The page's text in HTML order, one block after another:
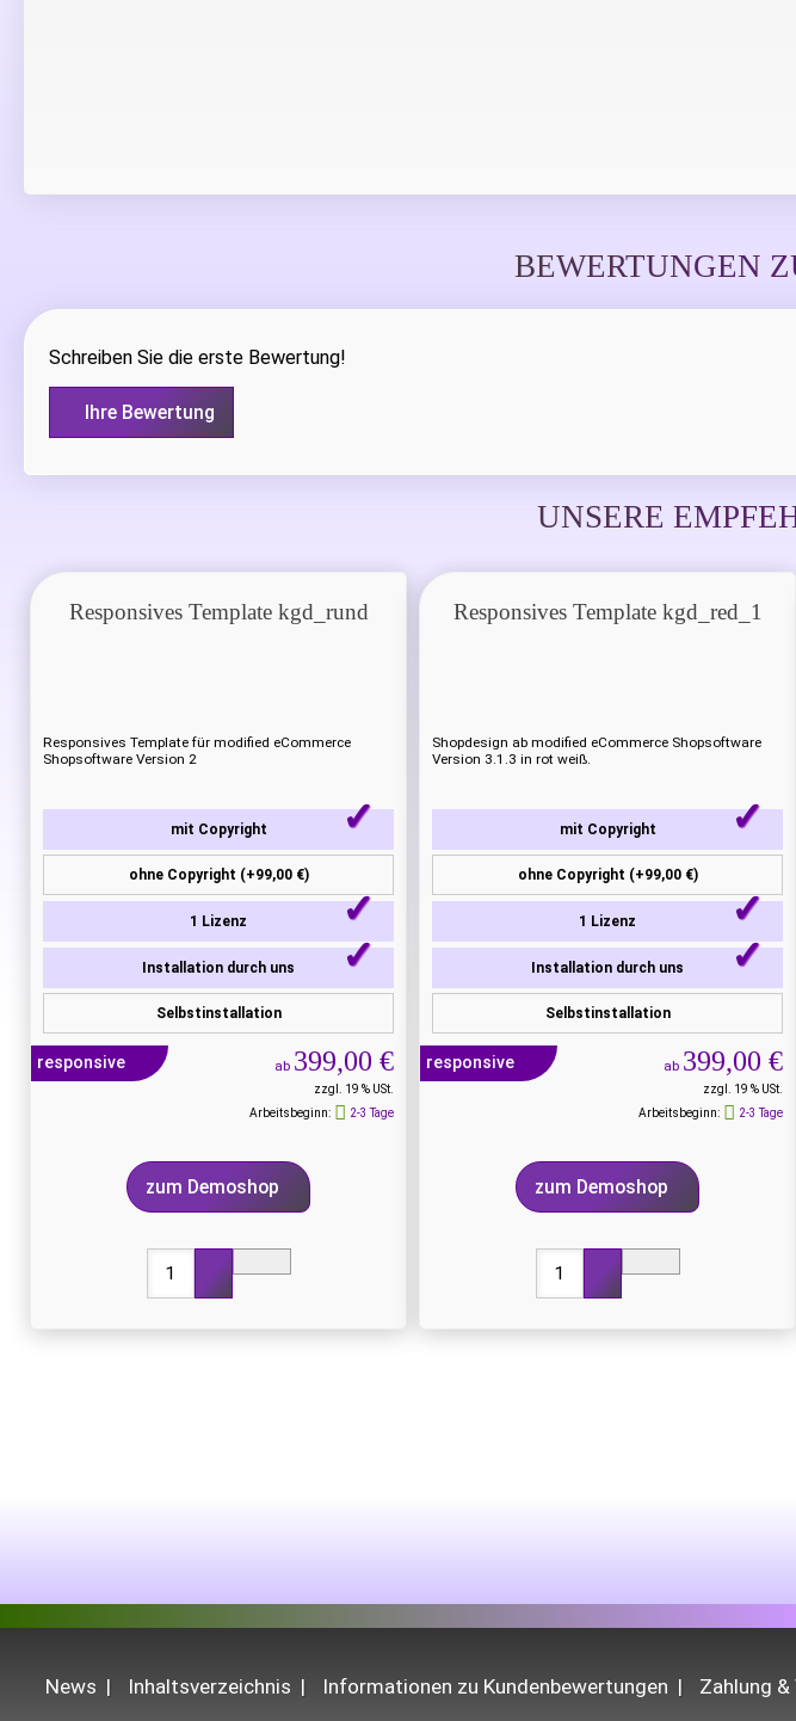
BEWERTUNGEN
Schreiben Sie die erste Bewertung!
Ihre Bewertung
UNSERE
Responsives Template kgd_rund
Responsives Template für modified eCommerce
Shopsoftware Version 2
mit Copyright
ohne Copyright (+99,00 €)
1 Lizenz
Installation durch uns
Selbstinstallation
responsive ab 399,00 €
zzgl. 19 % USt.
Arbeitsbeginn:
2-3 Tage
zum Demoshop
Responsives Template kgd_red_1
Shopdesign ab modified eCommerce Shopsoftware
Version 3.1.3 in rot weiß.
mit Copyright
ohne Copyright (+99,00 €)
1 Lizenz
Installation durch uns
Selbstinstallation
responsive ab 399,00 €
zzgl. 19 % USt.
Arbeitsbeginn:
2-3 Tage
zum Demoshop
News Inhaltsverzeichnis Informationen zu Kundenbewertungen Zahlung &